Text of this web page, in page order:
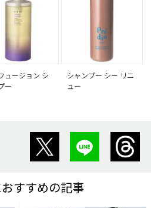
ュージョン シ
ー
シャンプー シー リニ
ュー
すすめの記事